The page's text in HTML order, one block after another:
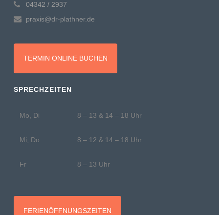
04342 / 2937
praxis@dr-plathner.de
TERMIN ONLINE BUCHEN
SPRECHZEITEN
Mo, Di 8 – 13 & 14 – 18 Uhr
Mi, Do 8 – 12 & 14 – 18 Uhr
Fr 8 – 13 Uhr
FERIENÖFFNUNGSZEITEN